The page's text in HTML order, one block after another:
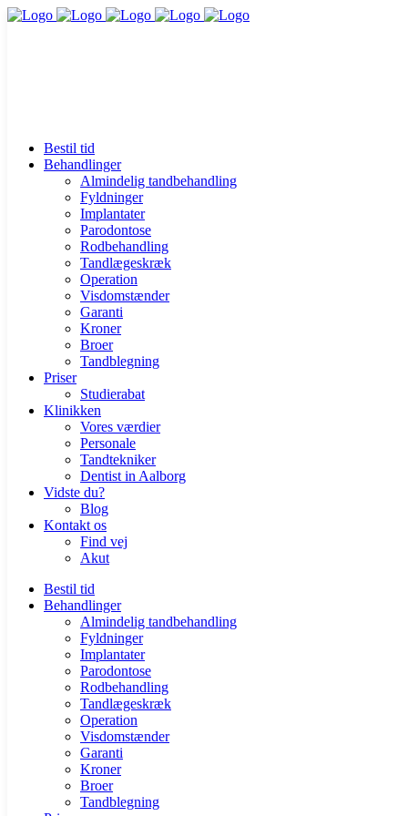
Bestil tid
Behandlinger
Almindelig tandbehandling
Fyldninger
Implantater
Parodontose
Rodbehandling
Tandlægeskræk
Operation
Visdomstænder
Garanti
Kroner
Broer
Tandblegning
Priser
Studierabat
Klinikken
Vores værdier
Personale
Tandtekniker
Dentist in Aalborg
Vidste du?
Blog
Kontakt os
Find vej
Akut
Bestil tid
Behandlinger
Almindelig tandbehandling
Fyldninger
Implantater
Parodontose
Rodbehandling
Tandlægeskræk
Operation
Visdomstænder
Garanti
Kroner
Broer
Tandblegning